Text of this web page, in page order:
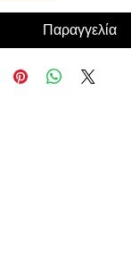
Παραγγελία